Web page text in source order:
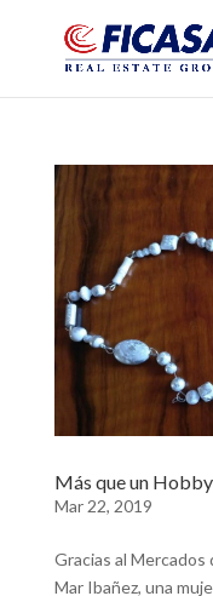
Más que un
Mar 22, 2019
Gracias al
Mar Ibañez, una